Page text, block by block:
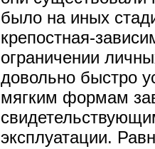
было на иных
крепостная-
ограничении
довольно быстро
мягким формам
эксплуатации.